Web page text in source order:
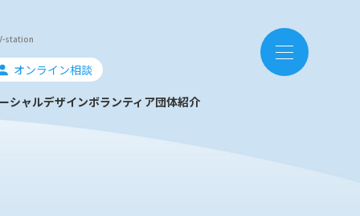
station
オンライン相談
シャルデザインボランティア団体紹介